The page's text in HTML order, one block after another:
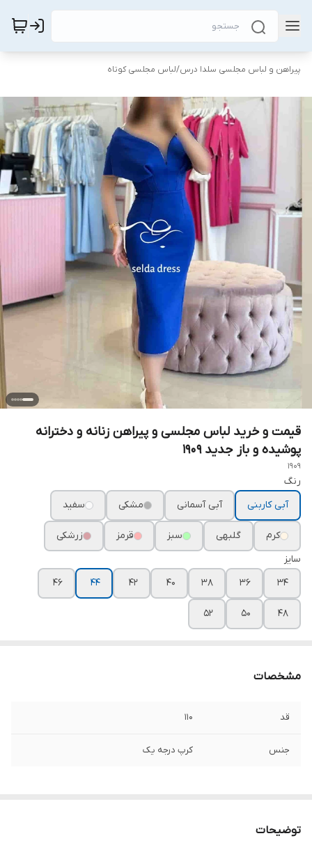
پیراهن و لباس مجلسی سلدا درس/لباس مجلسی کوتاه
قیمت و خرید لباس مجلسی و پیراهن زنانه و دخترانه
پوشیده و باز جدید ۱۹۰۹
1909
رنگ
آبی کاربنی
آبی آسمانی مشکی سفید
کرم گلبهی سبز قرمز
زرشکی
سایز
۳۴
۳۶ ۳۸ ۴۰ ۴۲ ۴۴ ۴۶
۴۸ ۵۰ ۵۲
مشخصات
قد ۱۱۰
جنس کرپ درجه یک
توضیحات